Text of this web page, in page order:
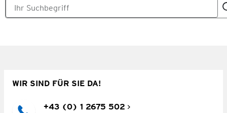
WIR SIND FÜR SIE DA!
+43 (0) 1 2675 502